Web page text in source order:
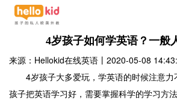
4岁孩子如何学英语？一般
来源：Hellokid在线英语 丨 2020-05-08
4岁孩子大多爱玩，学英语的时候注意力
孩子把英语学习好，需要掌握科学的学习方